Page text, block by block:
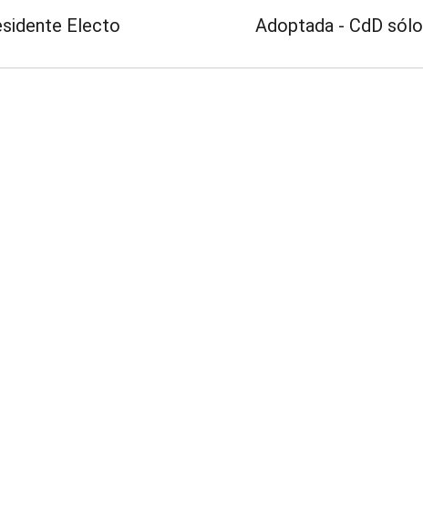
Electo Adoptada - CdD sólo